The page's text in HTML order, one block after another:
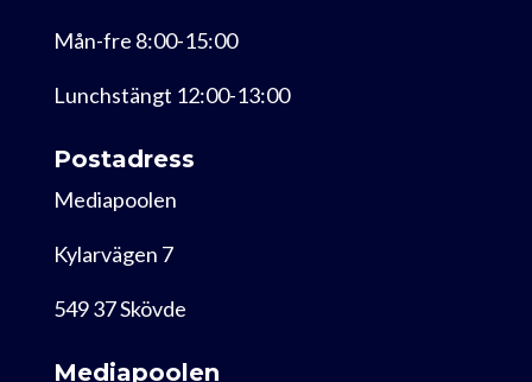
Mån-fre 8:00-15:00
Lunchstängt 12:00-13:00
Postadress
Mediapoolen
Kylarvägen 7
549 37 Skövde
Mediapoolen